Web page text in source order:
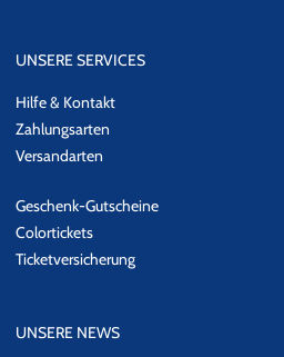
UNSERE SERVICES
Hilfe & Kontakt
Zahlungsarten
Versandarten
Geschenk-Gutscheine
Colortickets
Ticketversicherung
UNSERE NEWS